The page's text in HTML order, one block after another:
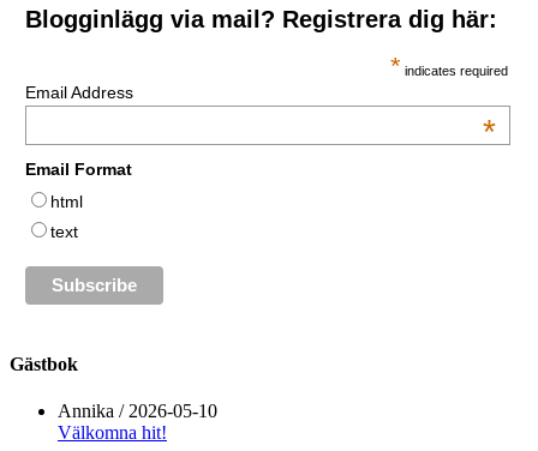
Blogginlägg via mail? Registrera dig här:
* indicates required
Email Address
*
Email Format
html
text
Gästbok
Annika / 2026-05-10
Välkomna hit!